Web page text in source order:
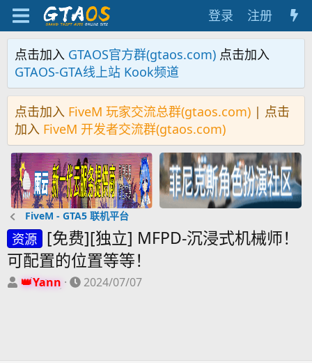
登录 注册
点击加入 GTAOS官方群(gtaos.com) 点击加入
GTAOS-GTA线上站 Kook频道
点击加入 FiveM 玩家交流总群(gtaos.com) | 点击
加入 FiveM 开发者交流群(gtaos.com)
FiveM - GTA5 联机平台
资源 [免费][独立] MFPD-沉浸式机械师！
可配置的位置等等！
主Yann
开
2024/07/07